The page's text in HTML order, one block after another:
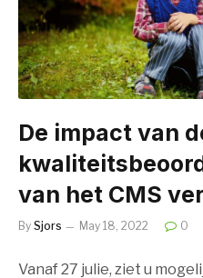
De impact van
van het CMS
By Sjors May 18, 2022 0
Vanaf 27 julie, ziet u